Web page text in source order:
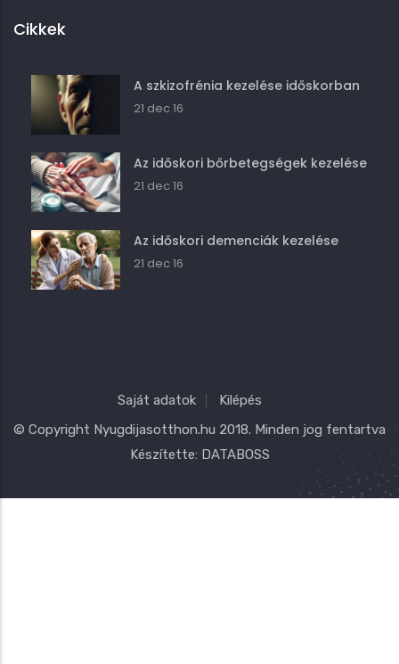
Cikkek
A szkizofrénia kezelése időskorban
21 dec 16
Az időskori bőrbetegségek kezelése
21 dec 16
Az időskori demenciák kezelése
21 dec 16
Saját adatok
Kilépés
© Copyright Nyugdijasotthon.hu 2018. Minden jog fentartva
Készítette: DATABOSS